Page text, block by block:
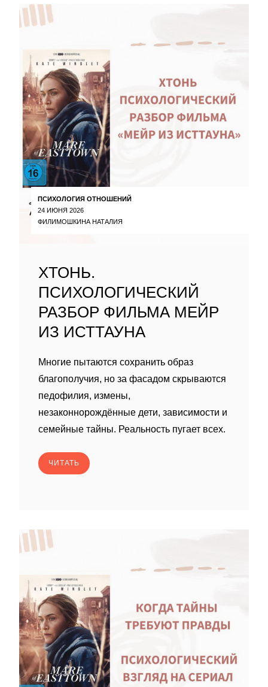
ПСИХОЛОГИЯ ОТНОШЕНИЙ
24 ИЮНЯ 2026
ФИЛИМОШКИНА НАТАЛИЯ
ХТОНЬ.
ПСИХОЛОГИЧЕСКИЙ
РАЗБОР ФИЛЬМА МЕЙР
ИЗ ИСТТАУНА
Многие пытаются сохранить образ
благополучия, но за фасадом скрываются
педофилия, измены,
незаконнорождённые дети, зависимости и
семейные тайны. Реальность пугает всех.
ЧИТАТЬ